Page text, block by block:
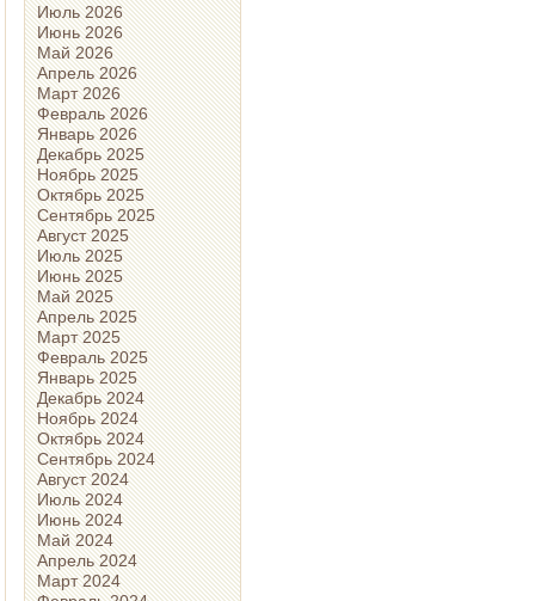
Июль 2026
Июнь 2026
Май 2026
Апрель 2026
Март 2026
Февраль 2026
Январь 2026
Декабрь 2025
Ноябрь 2025
Октябрь 2025
Сентябрь 2025
Август 2025
Июль 2025
Июнь 2025
Май 2025
Апрель 2025
Март 2025
Февраль 2025
Январь 2025
Декабрь 2024
Ноябрь 2024
Октябрь 2024
Сентябрь 2024
Август 2024
Июль 2024
Июнь 2024
Май 2024
Апрель 2024
Март 2024